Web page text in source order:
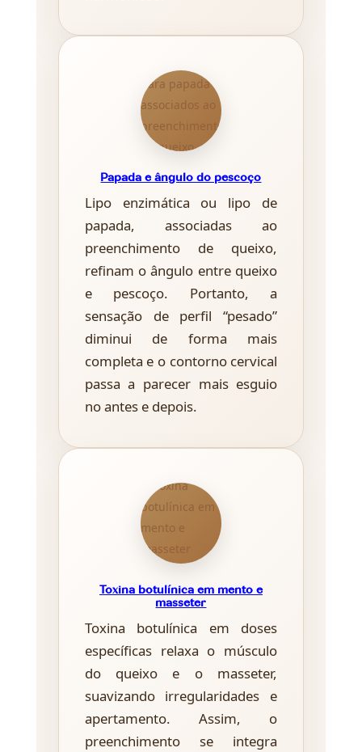
Papada e ângulo do pescoço
Lipo enzimática ou lipo de
papada, associadas ao
preenchimento de queixo,
refinam o ângulo entre queixo
e pescoço. Portanto, a
sensação de perfil “pesado”
diminui de forma mais
completa e o contorno cervical
passa a parecer mais esguio
no antes e depois.
Toxina botulínica em mento e
masseter
Toxina botulínica em doses
específicas relaxa o músculo
do queixo e o masseter,
suavizando irregularidades e
apertamento. Assim, o
preenchimento se integra